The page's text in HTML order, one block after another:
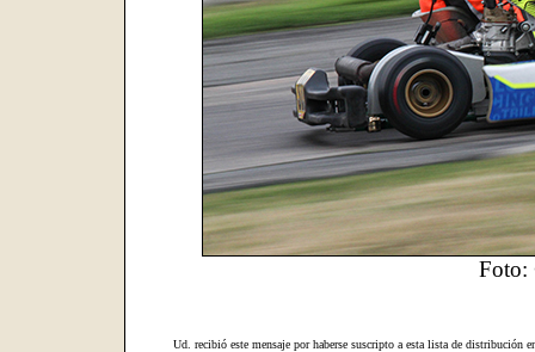
Foto:
Ud. recibió este mensaje por haberse suscripto a esta lista de distribución